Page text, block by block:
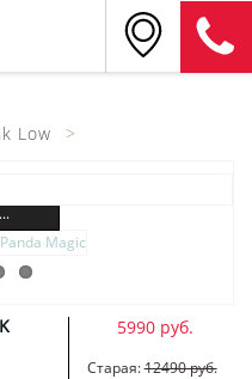
Low
5990 руб.
Старая:12490 руб.